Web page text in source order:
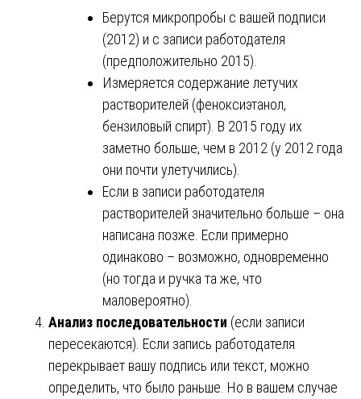
Берутся микропробы с вашей подписи
(2012) и с записи работодателя
(предположительно 2015).
Измеряется содержание летучих
растворителей (феноксиэтанол,
бензиловый спирт). В 2015 году их
заметно больше, чем в 2012 (у 2012 года
они почти улетучились).
Если в записи работодателя
растворителей значительно больше – она
написана позже. Если примерно
одинаково – возможно, одновременно
(но тогда и ручка та же, что
маловероятно).
Анализ последовательности (если записи
пересекаются). Если запись работодателя
перекрывает вашу подпись или текст, можно
определить, что было раньше. Но в вашем случае